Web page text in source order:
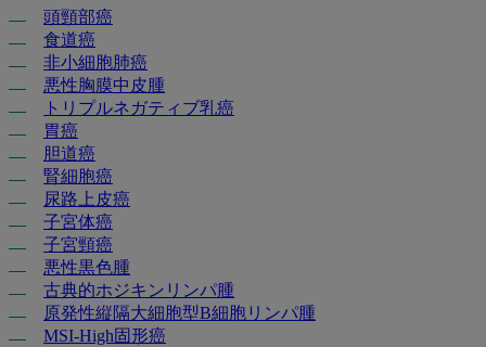
頭頸部癌
食道癌
非小細胞肺癌
悪性胸膜中皮腫
トリプルネガティブ乳癌
胃癌
胆道癌
腎細胞癌
尿路上皮癌
子宮体癌
子宮頸癌
悪性黒色腫
古典的ホジキンリンパ腫
原発性縦隔大細胞型B細胞リンパ腫
MSI-High固形癌